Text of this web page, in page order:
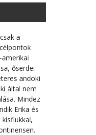
a
őserdei
andoki
által nem
Mindez
Erika és